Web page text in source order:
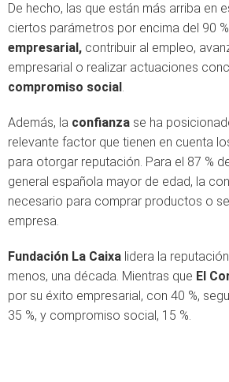
De hecho, las que están más arriba en
ciertos parámetros por encima del 90
empresarial, contribuir al empleo,
empresarial o realizar actuaciones
compromiso social.
Además, la confianza se ha
relevante factor que tienen en cuenta
para otorgar reputación. Para el 87 %
general española mayor de edad, la
necesario para comprar productos o
empresa.
Fundación La Caixa lidera la
menos, una década. Mientras que El
por su éxito empresarial, con 40 %,
35 %, y compromiso social, 15 %.